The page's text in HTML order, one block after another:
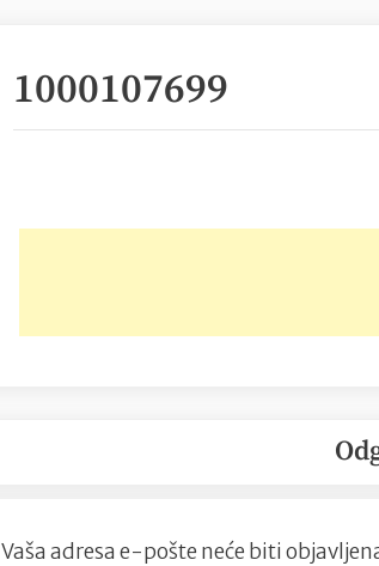
1000107699
Vaša adresa e-pošte neće biti